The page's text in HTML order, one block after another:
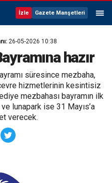
İzle Gazete Manşetleri
26-05-2026 10:38
hazır
süresince mezbaha,
hizmetlerinin kesintisiz
mezbahası bayramın ilk
lunapark ise 31 Mayıs’a
verecek.